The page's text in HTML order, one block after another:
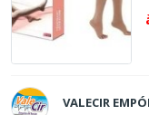
VALECIR